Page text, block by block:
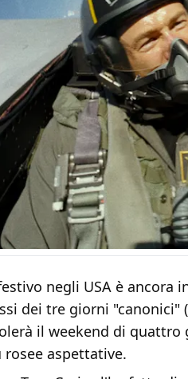
negli USA è ancora
dei tre giorni "canonici"
il weekend di quattro
aspettative.